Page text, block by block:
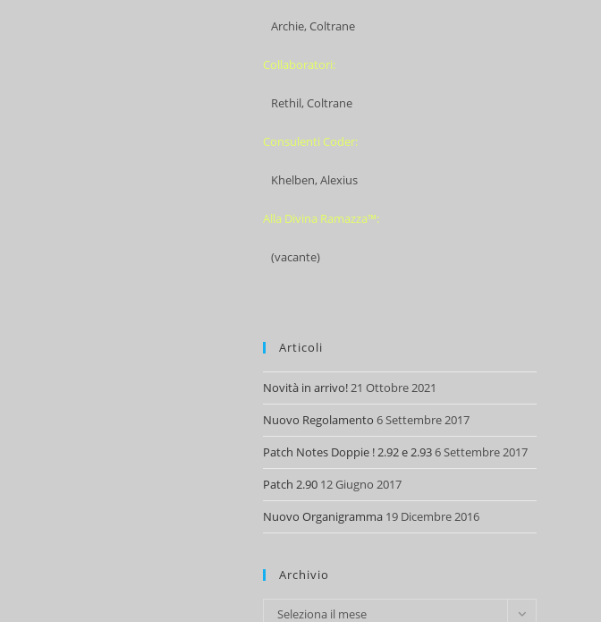
Archie, Coltrane
Collaboratori:
Rethil, Coltrane
Consulenti Coder:
Khelben, Alexius
Alla Divina Ramazza™:
(vacante)
Articoli
Novità in arrivo!21 Ottobre 2021
Nuovo Regolamento 6 Settembre 2017
Patch Notes Doppie ! 2.92 e 2.936 Settembre 2017
Patch 2.90 12 Giugno 2017
Nuovo Organigramma 19 Dicembre 2016
Archivio
Archivio
Seleziona il mese